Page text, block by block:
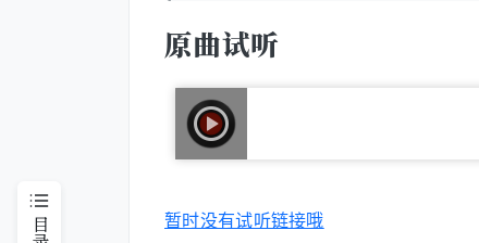
原曲试听
暂时没有试听链接哦
目录